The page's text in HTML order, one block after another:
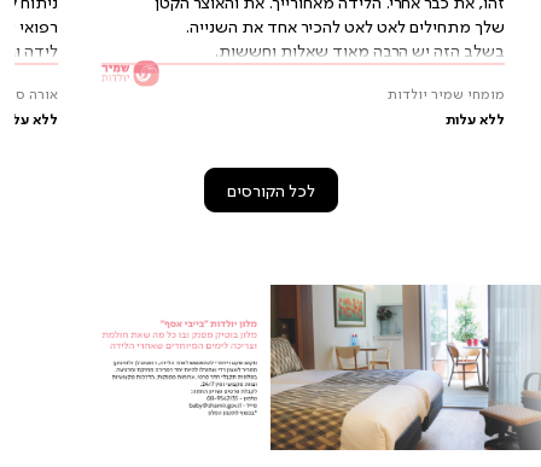
שלך מתחילים לאט לאט להכיר אחד את השנייה.
בשלב הזה יש הרבה מאוד שאלות וחששות.
מומחי שמיר יולדות
ללא עלות
רפואי
לידה
אורה
ללא עלות
לכל הקורסים